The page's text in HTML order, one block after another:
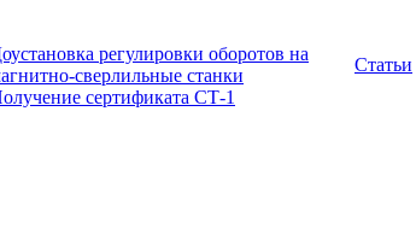
регулировки оборотов на
сверлильные станки
сертификата СТ-1
Статьи